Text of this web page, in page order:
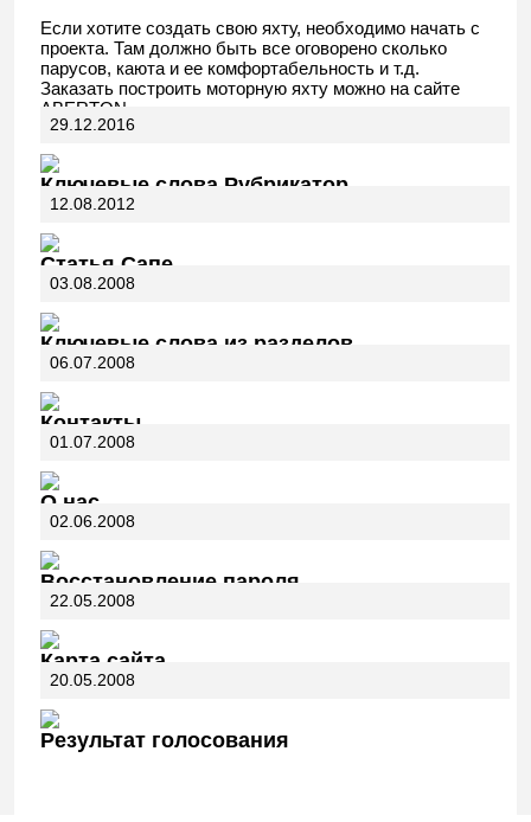
Если хотите создать свою яхту, необходимо начать с
проекта. Там должно быть все оговорено сколько
парусов, каюта и ее комфортабельность и т.д.
Заказать построить моторную яхту можно на сайте
ABERTON.
29.12.2016
Ключевые слова Рубрикатор
12.08.2012
Статья Сапе
03.08.2008
Ключевые слова из разделов
06.07.2008
Контакты
01.07.2008
О нас
02.06.2008
Восстановление пароля
22.05.2008
Карта сайта
20.05.2008
Результат голосования